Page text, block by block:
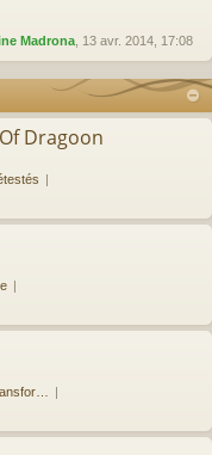
Madrona , 13 avr. 2014, 17:08
Dragoon